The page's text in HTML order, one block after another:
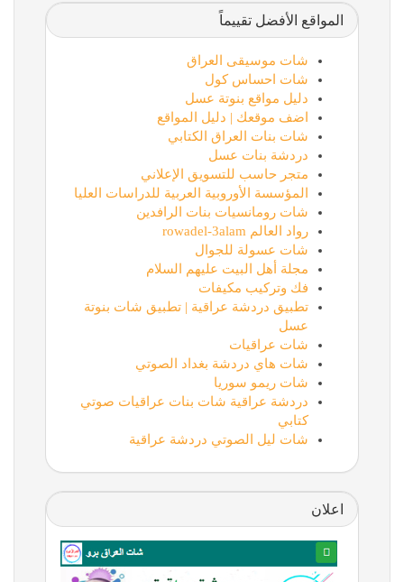
المواقع الأفضل تقييماً
شات موسيقى العراق
شات احساس كول
دليل مواقع بنوتة عسل
اضف موقعك | دليل المواقع
شات بنات العراق الكتابي
دردشة بنات عسل
متجر حاسب للتسويق الإعلاني
المؤسسة الأوروبية العربية للدراسات العليا
شات رومانسيات بنات الرافدين
رواد العالم rowadel-3alam
شات عسولة للجوال
مجلة أهل البيت عليهم السلام
فك وتركيب مكيفات
تطبيق دردشة عراقية | تطبيق شات بنوتة
عسل
شات عراقيات
شات هاي دردشة بغداد الصوتي
شات ريمو سوريا
دردشة عراقية شات بنات عراقيات صوتي
كتابي
شات ليل الصوتي دردشة عراقية
اعلان